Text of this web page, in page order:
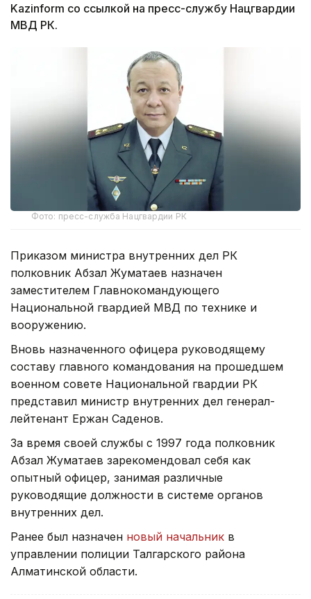
Kazinform со ссылкой на пресс-службу Нацгвардии
МВД РК.
Фото: пресс-служба Нацгвардии РК
Приказом министра внутренних дел РК
полковник Абзал Жуматаев назначен
заместителем Главнокомандующего
Национальной гвардией МВД по технике и
вооружению.
Вновь назначенного офицера руководящему
составу главного командования на прошедшем
военном совете Национальной гвардии РК
представил министр внутренних дел генерал-
лейтенант Ержан Саденов.
За время своей службы с 1997 года полковник
Абзал Жуматаев зарекомендовал себя как
опытный офицер, занимая различные
руководящие должности в системе органов
внутренних дел.
Ранее был назначен новый начальник в
управлении полиции Талгарского района
Алматинской области.